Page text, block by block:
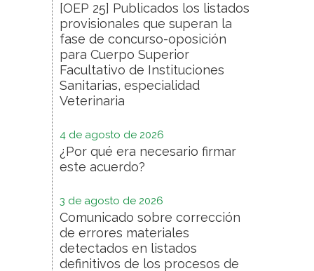
[OEP 25] Publicados los listados
provisionales que superan la
fase de concurso-oposición
para Cuerpo Superior
Facultativo de Instituciones
Sanitarias, especialidad
Veterinaria
4 de agosto de 2026
¿Por qué era necesario firmar
este acuerdo?
3 de agosto de 2026
Comunicado sobre corrección
de errores materiales
detectados en listados
definitivos de los procesos de